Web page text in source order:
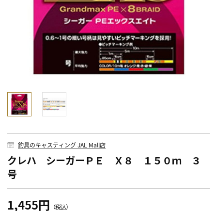
釣具のキャスティング JAL Mall店
クレハ シーガーＰＥ Ｘ８ １５０ｍ ３
号
1,455円 （税込）